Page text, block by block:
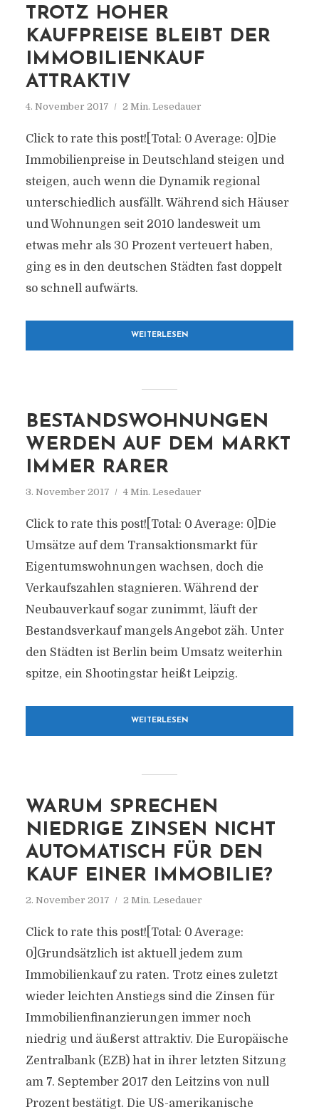
TROTZ HOHER
KAUFPREISE BLEIBT DER
IMMOBILIENKAUF
ATTRAKTIV
4. November 2017 2 Min. Lesedauer
Click to rate this post![Total: 0 Average: 0]Die
Immobilienpreise in Deutschland steigen und
steigen, auch wenn die Dynamik regional
unterschiedlich ausfällt. Während sich Häuser
und Wohnungen seit 2010 landesweit um
etwas mehr als 30 Prozent verteuert haben,
ging es in den deutschen Städten fast doppelt
so schnell aufwärts.
WEITERLESEN
BESTANDSWOHNUNGEN
WERDEN AUF DEM MARKT
IMMER RARER
3. November 2017 4 Min. Lesedauer
Click to rate this post![Total: 0 Average: 0]Die
Umsätze auf dem Transaktionsmarkt für
Eigentumswohnungen wachsen, doch die
Verkaufszahlen stagnieren. Während der
Neubauverkauf sogar zunimmt, läuft der
Bestandsverkauf mangels Angebot zäh. Unter
den Städten ist Berlin beim Umsatz weiterhin
spitze, ein Shootingstar heißt Leipzig.
WEITERLESEN
WARUM SPRECHEN
NIEDRIGE ZINSEN NICHT
AUTOMATISCH FÜR DEN
KAUF EINER IMMOBILIE?
2. November 2017 2 Min. Lesedauer
Click to rate this post![Total: 0 Average:
0]Grundsätzlich ist aktuell jedem zum
Immobilienkauf zu raten. Trotz eines zuletzt
wieder leichten Anstiegs sind die Zinsen für
Immobilienfinanzierungen immer noch
niedrig und äußerst attraktiv. Die Europäische
Zentralbank (EZB) hat in ihrer letzten Sitzung
am 7. September 2017 den Leitzins von null
Prozent bestätigt. Die US-amerikanische